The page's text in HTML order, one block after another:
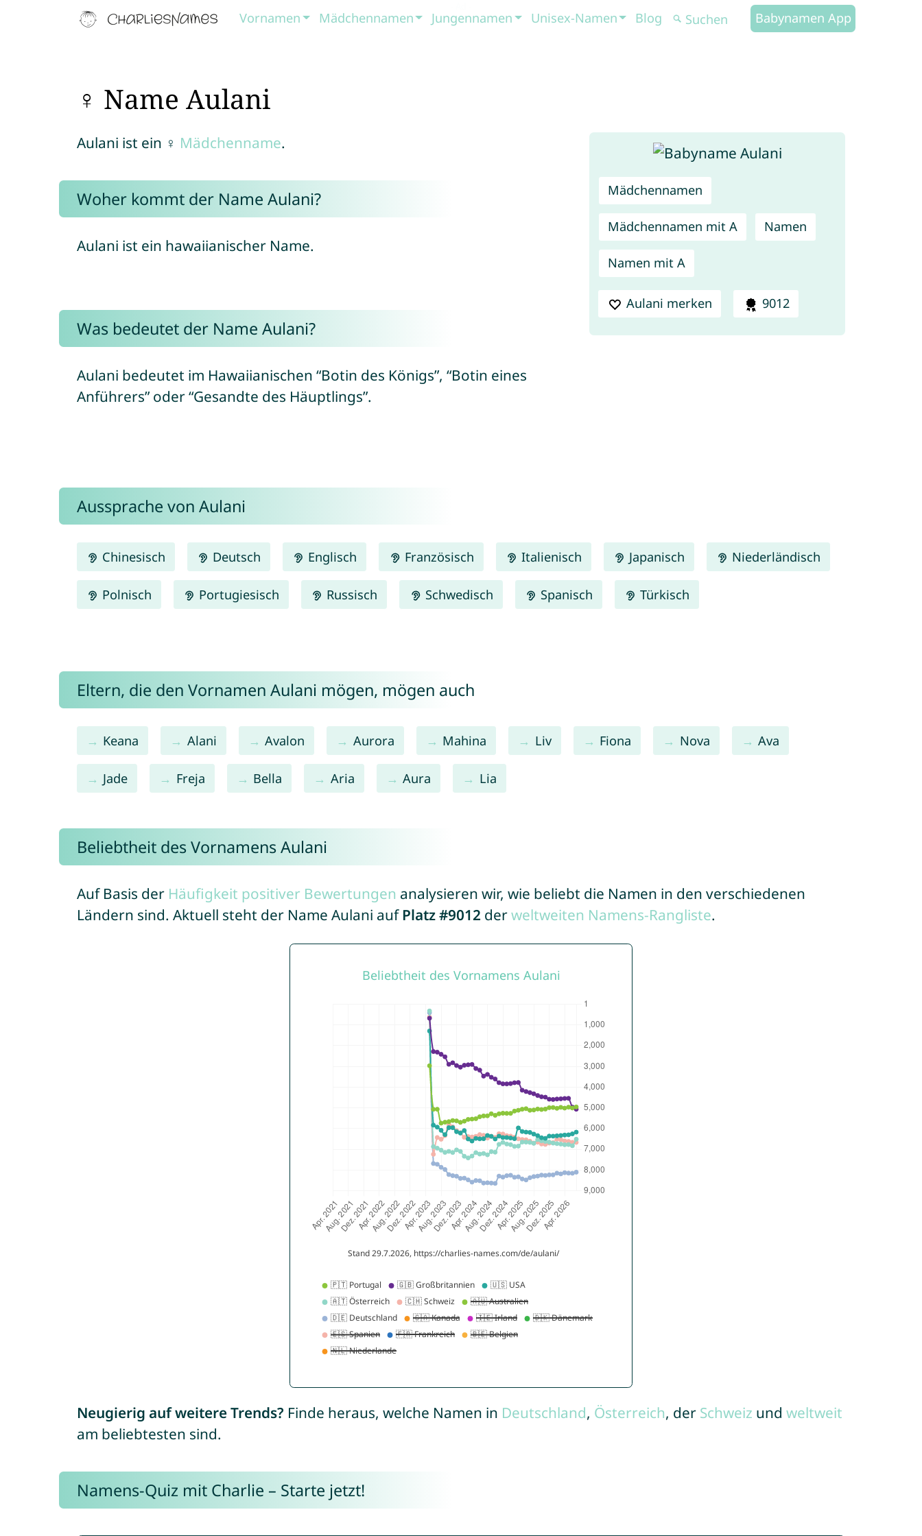
Vornamen Mädchennamen Jungennamen Unisex-Namen Blog Babynamen App
♀ Name Aulani
Mädchennamen
Mädchennamen mit A Namen
Namen mit A
Aulani merken 9012
Aulani ist ein ♀ Mädchenname.
Woher kommt der Name Aulani?
Aulani ist ein hawaiianischer Name.
Was bedeutet der Name Aulani?
Aulani bedeutet im Hawaiianischen “Botin des Königs”, “Botin eines
Anführers” oder “Gesandte des Häuptlings”.
Aussprache von Aulani
Chinesisch Deutsch Englisch Französisch Italienisch Japanisch Niederländisch
Polnisch Portugiesisch Russisch Schwedisch Spanisch Türkisch
Eltern, die den Vornamen Aulani mögen, mögen auch
Keana Alani Avalon Aurora Mahina Liv Fiona Nova Ava
Jade Freja Bella Aria Aura Lia
Beliebtheit des Vornamens Aulani
Auf Basis der Häufigkeit positiver Bewertungen analysieren wir, wie beliebt die Namen in den verschiedenen
Ländern sind. Aktuell steht der Name Aulani auf Platz #9012 derweltweiten Namens-Rangliste.
Neugierig auf weitere Trends? Finde heraus, welche Namen in Deutschland, Österreich, der Schweiz und weltweit
am beliebtesten sind.
Namens-Quiz mit Charlie – Starte jetzt!